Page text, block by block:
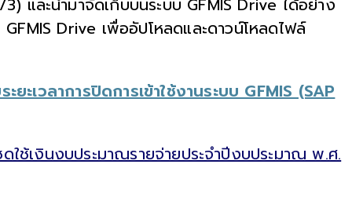
Drive เพื่ออัปโหลดและดาวน์โหลดไฟล์
วลาการปิดการเข้าใช้งานระบบ GFMIS (SAP
ช้เงินงบประมาณรายจ่ายประจำปีงบประมาณ พ.ศ.